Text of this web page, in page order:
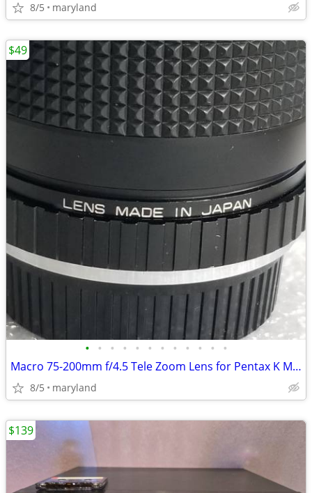
8/5 maryland
• • • • • • • • • • • •
Macro 75-200mm f/4.5 Tele Zoom Lens for Pentax K Man
8/5 maryland
$49
$139